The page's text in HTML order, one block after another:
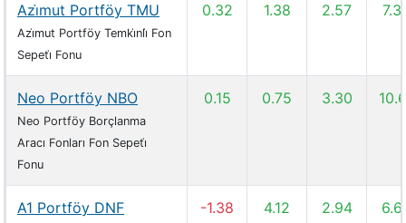
Azi̇mut Portföy TMU
Azi̇mut Portföy Temki̇nli̇ Fon
Sepeti̇ Fonu
0.32 1.38 2.57
Neo Portföy NBO
Neo Portföy Borçlanma
Aracı Fonları Fon Sepeti̇
Fonu
0.15 0.75 3.30
A1 Portföy DNF -1.38 4.12 2.94